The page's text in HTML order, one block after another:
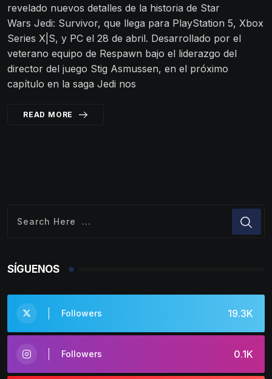
revelado nuevos detalles de la historia de Star
Wars Jedi: Survivor, que llega para PlayStation 5, Xbox
Series X|S, y PC el 28 de abril. Desarrollado por el
veterano equipo de Respawn bajo el liderazgo del
director del juego Stig Asmussen, en el próximo
capítulo en la saga Jedi nos
READ MORE
SÍGUENOS
19.3K
Followers
0.1K
Followers